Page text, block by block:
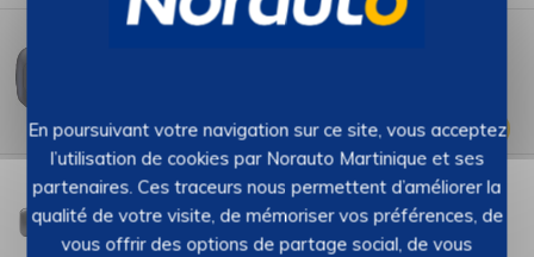
Dashcam NEXTBASE 122 HD
119, 99€ Ajouter
Dashcam NEXTBASE 222X avec caméra arrière +
carte SD
NEXTBASE
REF : 2650068
En poursuivant votre navigation sur ce site, vous acceptez
l’utilisation de cookies par Norauto Martinique et ses
partenaires. Ces traceurs nous permettent d’améliorer la
qualité de votre visite, de mémoriser vos préférences, de
vous offrir des options de partage social, de vous